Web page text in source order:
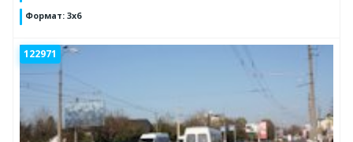
Формат: 3х6
122971